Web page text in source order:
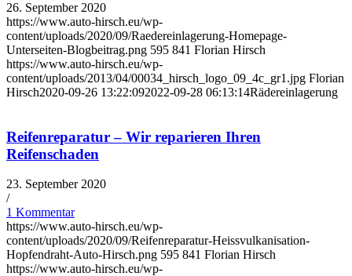
26. September 2020
https://www.auto-hirsch.eu/wp-
content/uploads/2020/09/Raedereinlagerung-Homepage-
Unterseiten-Blogbeitrag.png 595 841 Florian Hirsch
https://www.auto-hirsch.eu/wp-
content/uploads/2013/04/00034_hirsch_logo_09_4c_gr1.jpg Florian
Hirsch2020-09-26 13:22:092022-09-28 06:13:14Rädereinlagerung
Reifenreparatur – Wir reparieren Ihren
Reifenschaden
23. September 2020
/
1 Kommentar
https://www.auto-hirsch.eu/wp-
content/uploads/2020/09/Reifenreparatur-Heissvulkanisation-
Hopfendraht-Auto-Hirsch.png 595 841 Florian Hirsch
https://www.auto-hirsch.eu/wp-